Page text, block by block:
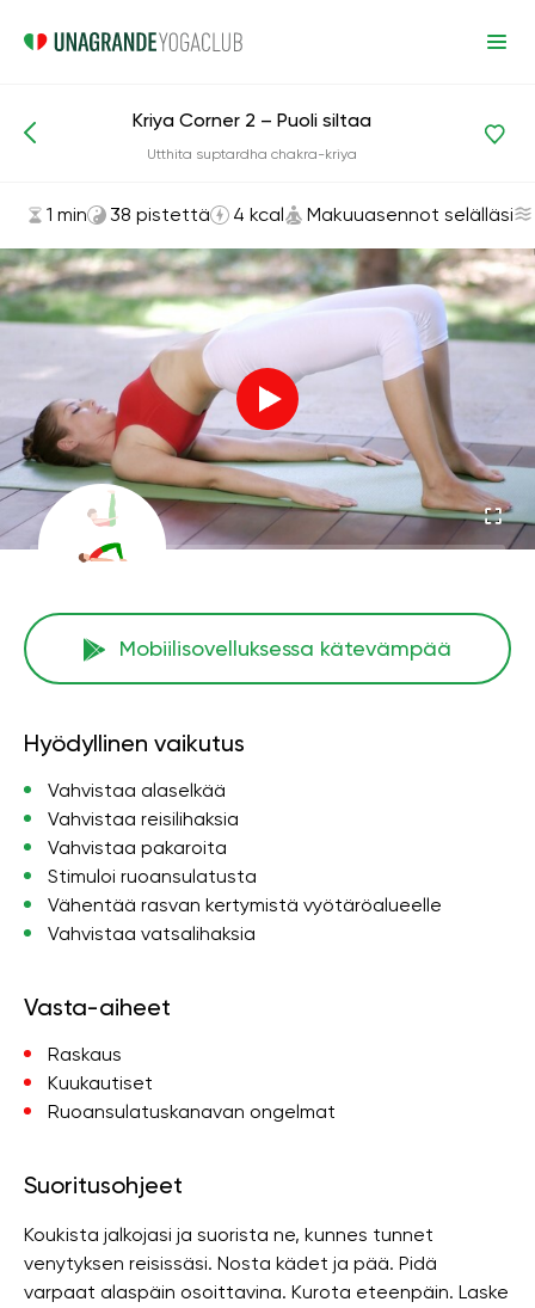
Asanat ja harjoitukset Makuuasennot selälläsi
Kriya Corner 2 – Puoli siltaa
Utthita suptardha chakra-kriya
1 min 38 pistettä 4 kcal Makuuasennot selälläsi
Mobiilisovelluksessa kätevämpää
Hyödyllinen vaikutus
Vahvistaa alaselkää
Vahvistaa reisilihaksia
Vahvistaa pakaroita
Stimuloi ruoansulatusta
Vähentää rasvan kertymistä vyötäröalueelle
Vahvistaa vatsalihaksia
Vasta-aiheet
Raskaus
Kuukautiset
Ruoansulatuskanavan ongelmat
Suoritusohjeet
Koukista jalkojasi ja suorista ne, kunnes tunnet
venytyksen reisissäsi. Nosta kädet ja pää. Pidä
varpaat alaspäin osoittavina. Kurota eteenpäin. Laske